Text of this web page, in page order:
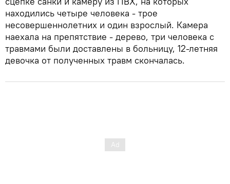
находились четыре человека - трое
несовершеннолетних и один взрослый. Камера
наехала на препятствие - дерево, три человека с
травмами были доставлены в больницу, 12-летняя
девочка от полученных травм скончалась.